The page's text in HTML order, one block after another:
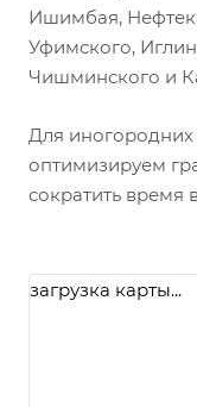
Ишимбая,
Уфимского,
Чишминского и
Для
оптимизируем
сократить время
загрузка карты...